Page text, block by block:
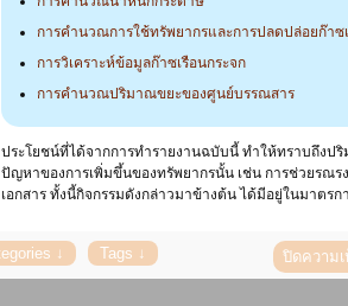
การคำนวณการใช้ทรัพยากรและการปลดปล่อยก๊าซ
การวิเคราะห์ข้อมูลก๊าซเรือนกระจก
การคำนวณปริมาณขยะของศูนย์บรรณสาร
ประโยชน์ที่ได้จากการทำรายงานฉบับนี้ ทำให้ทราบถึงป
ปัญหาของการเพิ่มขึ้นของทรัพยากรนั้น เช่น การช่วยรณ
เอกสาร ทั้งนี้กิจกรรมดังกล่าวมาข้างต้น ได้มีอยู่ในมาต
ปิดความ